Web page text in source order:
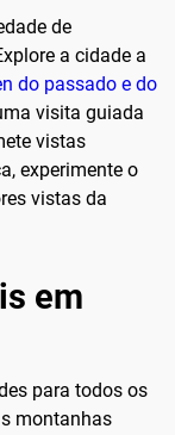
de
a cidade a
do passado e do
visita guiada
vistas
experimente o
vistas da
em
para todos os
montanhas